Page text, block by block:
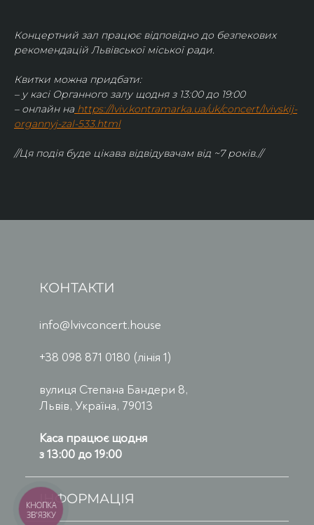
Концертний зал працює відповідно до безпекових
рекомендацій Львівської міської ради.
Квитки можна придбати:
– у касі Органного залу щодня з 13:00 до 19:00
– онлайн на https://lviv.kontramarka.ua/uk/concert/lvivskij-
organnyj-zal-533.html
//Ця подія буде цікава відвідувачам від ~7 років.//
КОНТАКТИ
info@lvivconcert.house
+38 098 871 0180 (лінія 1)
вулиця Степана Бандери 8,
Львів, Україна, 79013
Каса працює щодня
з 13:00 до 19:00
ІНФОРМАЦІЯ
КНОПКА
ЗВ'ЯЗКУ